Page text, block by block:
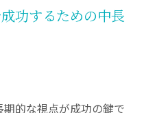
功するための中長
的な視点が成功の鍵で